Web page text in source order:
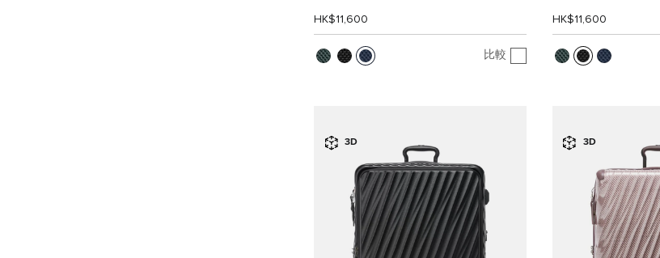
HK$11,600
比較
HK$11,600
3D 3D